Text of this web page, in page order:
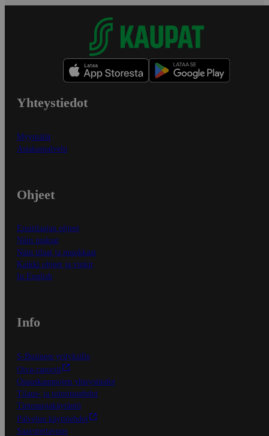
Yhteystiedot
Myymälät
Asiakaspalvelu
Ohjeet
Ensitilaajan ohjeet
Näin maksat
Näin tilaat ja muokkaat
Kaikki ohjeet ja vinkit
In English
Info
S-Business yrityksille
Oiva-raportit
Osuuskauppojen yhteystiedot
Tilaus- ja toimitusehdot
Tietosuojakäytäntö
Palvelun käyttöehdot
Saavutettavuus